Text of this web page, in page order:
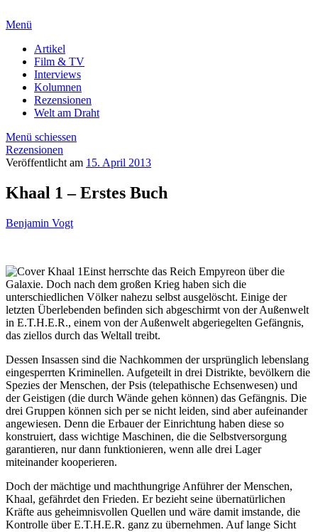
Menü
Artikel
Film & TV
Interviews
Kolumnen
Rezensionen
Welt am Draht
Menü schiessen
Rezensionen
Veröffentlicht am 15. April 2013
Khaal 1 – Erstes Buch
Benjamin Vogt
Einst herrschte das Reich Empyreon über die
Galaxie. Doch nach dem großen Krieg haben sich die
unterschiedlichen Völker nahezu selbst ausgelöscht. Einige der
letzten Überlebenden befinden sich abgeschirmt von der Außenwelt
in E.T.H.E.R., einem von der Außenwelt abgeriegelten Gefängnis,
das ziellos durch das Weltall treibt.
Dessen Insassen sind die Nachkommen der ursprünglich lebenslang
eingesperrten Kriminellen. Aufgeteilt in drei Distrikte, bevölkern die
Spezies der Menschen, der Psis (telepathische Echsenwesen) und
der Geistigen (die durch Wände gehen können) das Gefängnis. Die
drei Gruppen können sich per se nicht leiden, sind aber aufeinander
angewiesen. Denn die Erbauer der Einrichtung haben diese so
konstruiert, dass wichtige Maschinen, die die Selbstversorgung
garantieren, nur dann funktionieren, wenn alle drei Lager
miteinander kooperieren.
Doch der mächtige und machthungrige Anführer der Menschen,
Khaal, gefährdet den Frieden. Er bezieht seine übernatürlichen
Kräfte aus geheimnisvollen Quellen und wäre damit imstande, die
Kontrolle über E.T.H.E.R. ganz zu übernehmen. Auf lange Sicht